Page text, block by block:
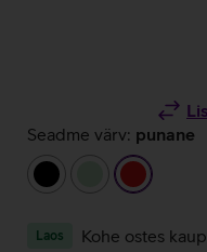
Seadme värv: punane
must
heleroheline
punane
Laos Kohe ostes